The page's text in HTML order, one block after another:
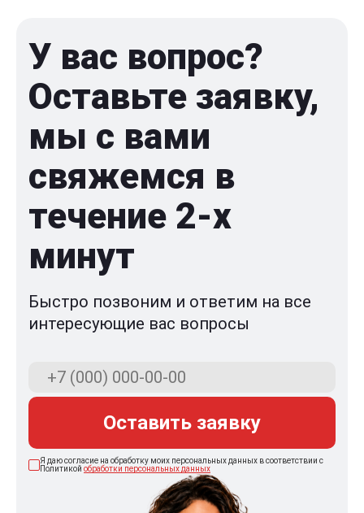
У вас вопрос?
Оставьте заявку,
мы с вами
свяжемся в
течение 2-x
минут
Быстро позвоним и ответим на все
интересующие вас вопросы
Оставить заявку
Я даю согласие на обработку моих персональных данных в соответствии с
Политикой обработки персональных данных